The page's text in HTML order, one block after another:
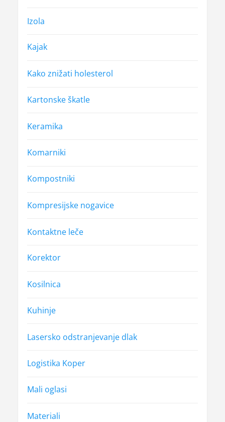
Izola
Kajak
Kako znižati holesterol
Kartonske škatle
Keramika
Komarniki
Kompostniki
Kompresijske nogavice
Kontaktne leče
Korektor
Kosilnica
Kuhinje
Lasersko odstranjevanje dlak
Logistika Koper
Mali oglasi
Materiali